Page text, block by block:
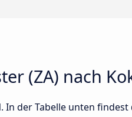
(ZA) nach
In der Tabelle unten findest